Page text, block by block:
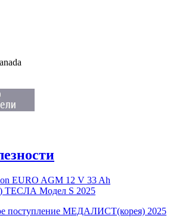
EURO AGM 12 V 33 Ah
ТЕСЛА Модел S 2025
поступление МЕДАЛИСТ(корея) 2025